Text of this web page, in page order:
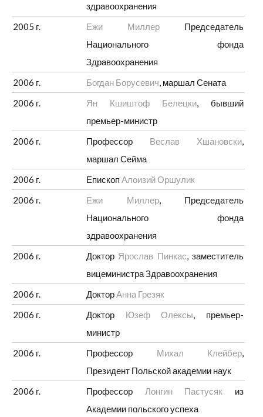
здравоохранения
2005 г.
Ежи Миллер Председатель
Национального фонда
Здравоохранения
2006 г.
Богдан Борусевич, маршал Сената
2006 г.
Ян Кшиштоф Белецки, бывший
премьер-министр
2006 г.
Профессор Веслав Хшановски,
маршал Сейма
2006 г.
Епископ Алоизий Оршулик
2006 г.
Ежи Миллер, Председатель
Национального фонда
здравоохранения
2006 г.
Доктор Ярослав Пинкас, заместитель
вицеминистра Здравоохранения
2006 г.
ДокторАнна Грезяк
2006 г.
Доктор Юзеф Олексы, премьер-
министр
2006 г.
Профессор Михал Клейбер,
Президент Польской академии наук
2006 г.
Профессор Лонгин Пастусяк из
Академии польского успеха